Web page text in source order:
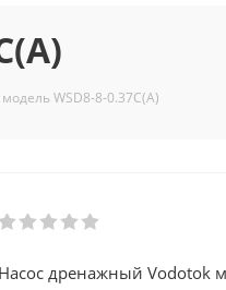
WSD8-8-0.37C(A)
Насос дренажный Vodotok